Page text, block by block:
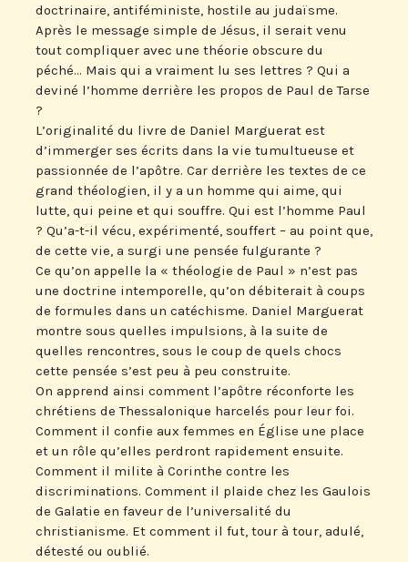
doctrinaire, antiféministe, hostile au judaïsme.
Après le message simple de Jésus, il serait venu
tout compliquer avec une théorie obscure du
péché… Mais qui a vraiment lu ses lettres ? Qui a
deviné l’homme derrière les propos de Paul de Tarse
?
L’originalité du livre de Daniel Marguerat est
d’immerger ses écrits dans la vie tumultueuse et
passionnée de l’apôtre. Car derrière les textes de ce
grand théologien, il y a un homme qui aime, qui
lutte, qui peine et qui souffre. Qui est l’homme Paul
? Qu’a-t-il vécu, expérimenté, souffert – au point que,
de cette vie, a surgi une pensée fulgurante ?
Ce qu’on appelle la « théologie de Paul » n’est pas
une doctrine intemporelle, qu’on débiterait à coups
de formules dans un catéchisme. Daniel Marguerat
montre sous quelles impulsions, à la suite de
quelles rencontres, sous le coup de quels chocs
cette pensée s’est peu à peu construite.
On apprend ainsi comment l’apôtre réconforte les
chrétiens de Thessalonique harcelés pour leur foi.
Comment il confie aux femmes en Église une place
et un rôle qu’elles perdront rapidement ensuite.
Comment il milite à Corinthe contre les
discriminations. Comment il plaide chez les Gaulois
de Galatie en faveur de l’universalité du
christianisme. Et comment il fut, tour à tour, adulé,
détesté ou oublié.